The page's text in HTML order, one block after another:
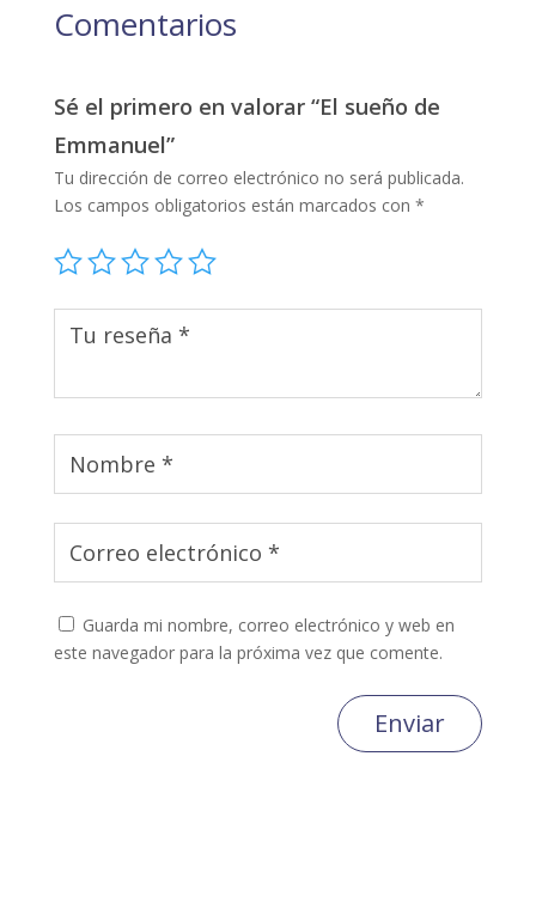
Comentarios
Sé el primero en valorar “El sueño de
Emmanuel”
Tu dirección de correo electrónico no será publicada.
Los campos obligatorios están marcados con *
Guarda mi nombre, correo electrónico y web en
este navegador para la próxima vez que comente.
Enviar